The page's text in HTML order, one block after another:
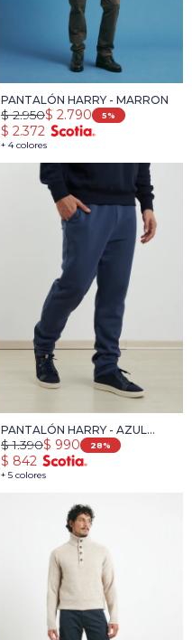
PANTALÓN HARRY - MARRON
+ 4 colores
$ 2.790
$ 2.950 5
$ 2.372
PANTALÓN HARRY - AZUL
PIEDRA MELANGE
+ 5 colores
$ 990
$ 1.390 28
$ 842